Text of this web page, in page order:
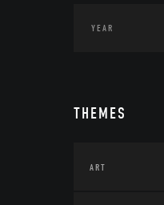
THEMES
ART